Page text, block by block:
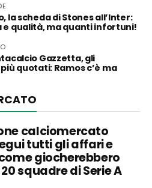
la scheda di Stones all’Inter:
e qualità, ma quanti infortuni!
Gazzetta, gli
quotati: Ramos c’è ma
calciomercato
tutti gli affari e
giocherebbero
squadre di Serie A